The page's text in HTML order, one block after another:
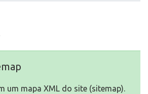
um mapa XML do site (sitemap).